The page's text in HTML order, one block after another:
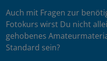
Auch mit Fragen zur
Fotokurs wirst Du nicht
gehobenes
Standard sein?